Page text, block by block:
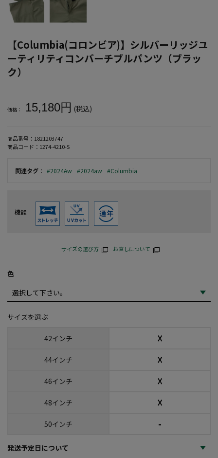
【Columbia(コロンビア)】シルバーリッジユ
ーティリティコンバーチブルパンツ（ブラッ
ク）
価格： 15,180円 (税込)
商品番号： 1821203747
商品コード： 1274-4210-S
関連タグ ： #2024Aw #2024aw #Columbia
機能
サイズの選び方 お直しについて
色
サイズを選ぶ
42インチ ☓
44インチ ☓
46インチ ☓
48インチ ☓
50インチ -
発送予定日について